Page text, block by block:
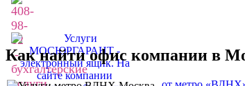
Как найти офис компании в